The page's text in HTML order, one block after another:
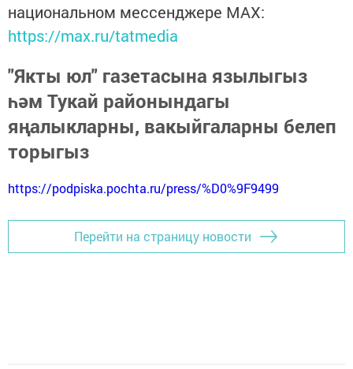
национальном мессенджере MАХ:
https://max.ru/tatmedia
"Якты юл" газетасына язылыгыз
һәм Тукай районындагы
яңалыкларны, вакыйгаларны белеп
торыгыз
https://podpiska.pochta.ru/press/%D0%9F9499
Перейти на страницу новости